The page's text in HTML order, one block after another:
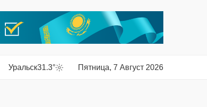
Уральск31.3° Пятница, 7 Август 2026